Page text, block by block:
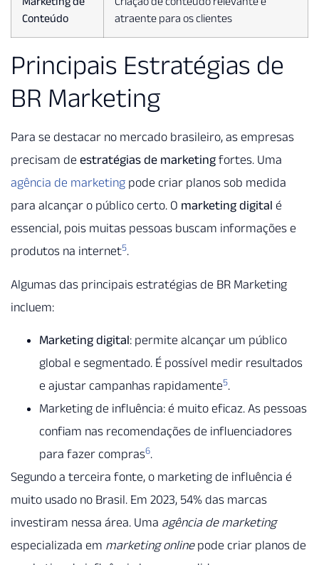
Conteúdo
atraente para os clientes
Principais Estratégias de
BR Marketing
Para se destacar no mercado brasileiro, as empresas
precisam de estratégias de marketingfortes. Uma
agência de marketing pode criar planos sob medida
para alcançar o público certo. O marketing digital é
essencial, pois muitas pessoas buscam informações e
produtos na internet5.
Algumas das principais estratégias de BR Marketing
incluem:
Marketing digital: permite alcançar um público
global e segmentado. É possível medir resultados
e ajustar campanhas rapidamente5.
Marketing de influência: é muito eficaz. As pessoas
confiam nas recomendações de influenciadores
para fazer compras6.
Segundo a terceira fonte, o marketing de influência é
muito usado no Brasil. Em 2023, 54% das marcas
investiram nessa área. Uma agência de marketing
especializada em marketing onlinepode criar planos de